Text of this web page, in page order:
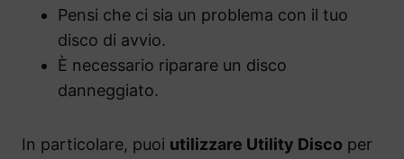
Pensi che ci sia un problema con il tuo
disco di avvio.
È necessario riparare un disco
danneggiato.
In particolare, puoi utilizzare Utility Disco per